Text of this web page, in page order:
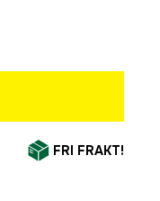
FRI FRAKT!